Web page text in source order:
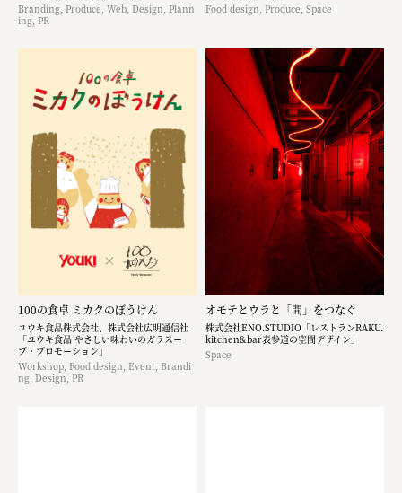
Branding, Produce, Web, Design, Plann
ing, PR
Food design, Produce, Space
100の食卓 ミカクのぼうけん
ユウキ食品株式会社、株式会社広明通信社
「ユウキ食品 やさしい味わいのガラスー
プ・プロモーション」
Workshop, Food design, Event, Brandi
ng, Design, PR
オモテとウラと「間」をつなぐ
株式会社ENO.STUDIO「レストランRAKU.
kitchen&bar表参道の空間デザイン」
Space